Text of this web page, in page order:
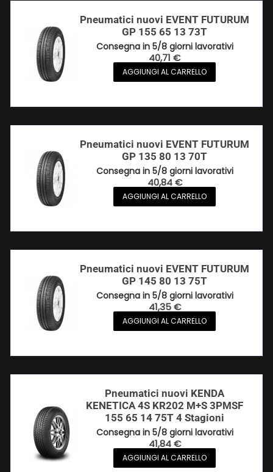
Pneumatici nuovi EVENT FUTURUM
GP 155 65 13 73T
Consegna in 5/8 giorni lavorativi
40,71€
AGGIUNGI AL CARRELLO
Pneumatici nuovi EVENT FUTURUM
GP 135 80 13 70T
Consegna in 5/8 giorni lavorativi
40,84€
AGGIUNGI AL CARRELLO
Pneumatici nuovi EVENT FUTURUM
GP 145 80 13 75T
Consegna in 5/8 giorni lavorativi
41,35€
AGGIUNGI AL CARRELLO
Pneumatici nuovi KENDA
KENETICA 4S KR202 M+S 3PMSF
155 65 14 75T 4 Stagioni
Consegna in 5/8 giorni lavorativi
41,84€
AGGIUNGI AL CARRELLO